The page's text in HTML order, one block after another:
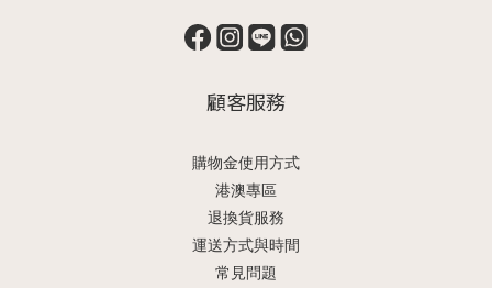
顧客服務
購物金使用方式
港澳專區
退換貨服務
運送方式與時間
常見問題